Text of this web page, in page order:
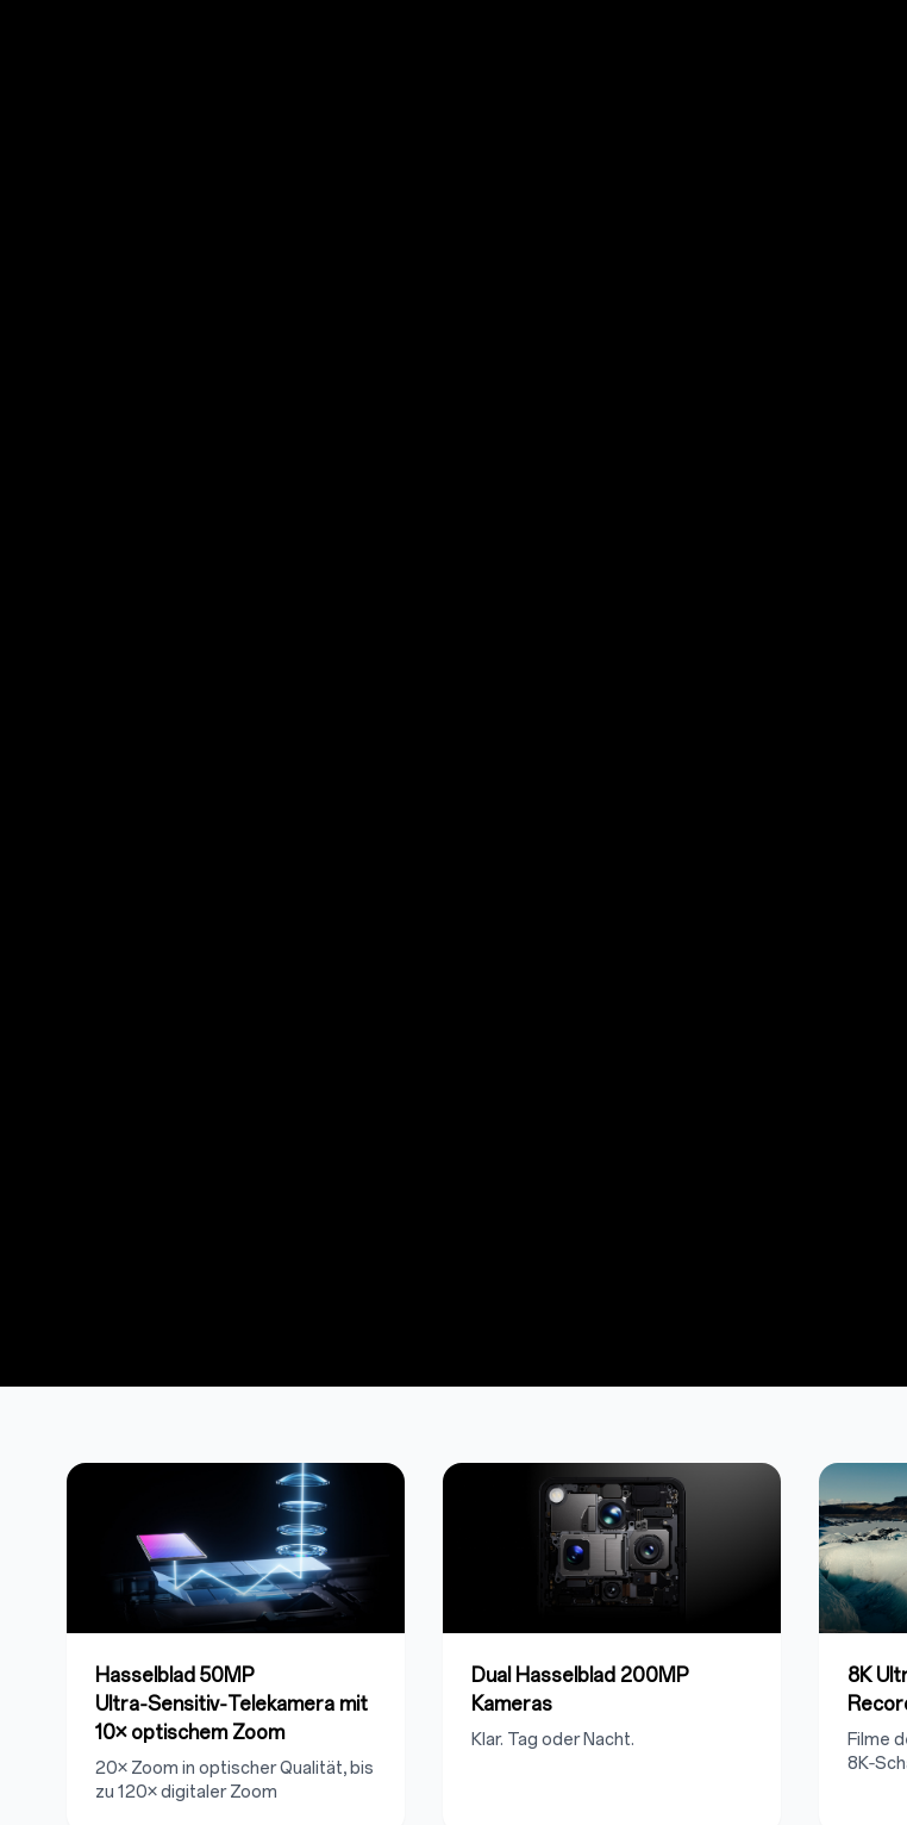
Hasselblad 50MP
Ultra‑Sensitiv‑Telekamera mit
10× optischem Zoom
20× Zoom in optischer Qualität, bis
zu 120× digitaler Zoom
Dual Hasselblad 200MP
Kameras
Klar. Tag oder Nacht.
8K
Filme